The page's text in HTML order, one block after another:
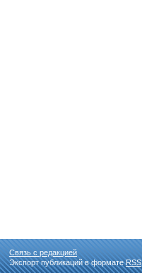
Связь с редакцией
Экспорт публикаций в форматеRSS